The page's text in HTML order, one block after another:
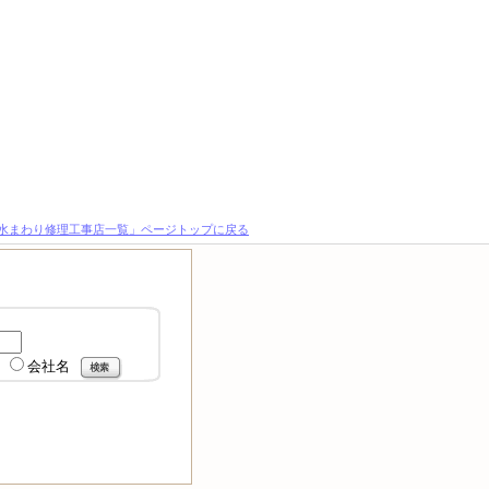
まわり修理工事店一覧」ページトップに戻る
会社名